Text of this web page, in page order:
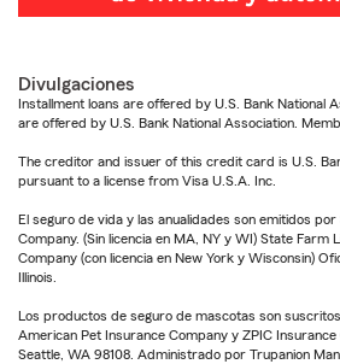
Divulgaciones
Installment loans are offered by U.S. Bank National
are offered by U.S. Bank National Association.
The creditor and issuer of this credit card is U.S.
pursuant to a license from Visa U.S.A. Inc.
El seguro de vida y las anualidades son emitidos
Company. (Sin licencia en MA, NY y WI) State Farm
Company (con licencia en New York y Wisconsin)
Illinois.
Los productos de seguro de mascotas son
American Pet Insurance Company y ZPIC Insurance
Seattle, WA 98108. Administrado por Trupanion